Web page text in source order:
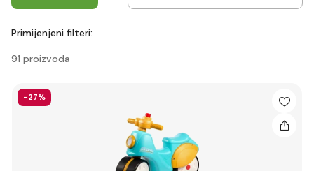
Primijenjeni filteri:
91 proizvoda
-27%